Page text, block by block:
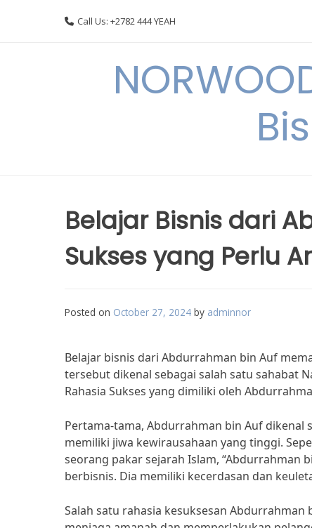
Call Us: +2782 444 YEAH
Belajar Bisnis dari
Sukses yang Perlu
Posted on October 27, 2024 by adminnor
Belajar bisnis dari Abdurrahman bin Auf
tersebut dikenal sebagai salah satu sahabat
Rahasia Sukses yang dimiliki oleh
Pertama-tama, Abdurrahman bin Auf dikenal
memiliki jiwa kewirausahaan yang tinggi.
seorang pakar sejarah Islam, “Abdurrahman
berbisnis. Dia memiliki kecerdasan dan
Salah satu rahasia kesuksesan